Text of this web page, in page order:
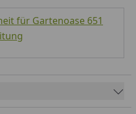
für Gartenoase 651